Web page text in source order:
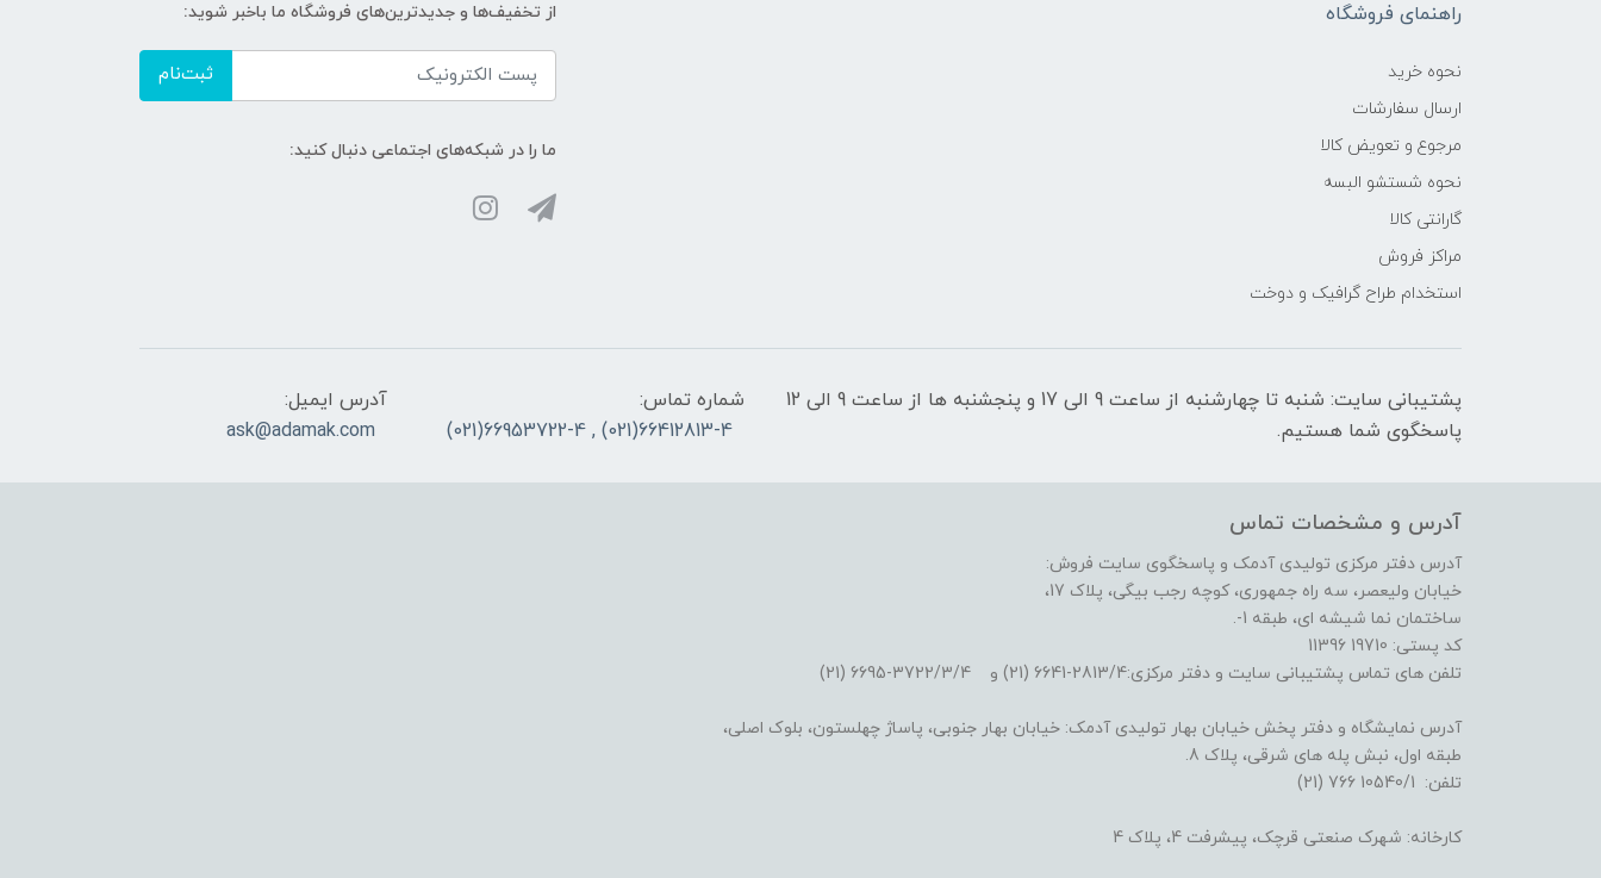
راهنمای فروشگاه
نحوه خرید
ارسال سفارشات
مرجوع و تعویض کالا
نحوه شستشو البسه
گارانتی کالا
مراکز فروش
استخدام طراح گرافیک و دوخت
از تخفیف‌ها و جدیدترین‌های فروشگاه ما باخبر شوید:
ثبت‌نام
ما را در شبکه‌های اجتماعی دنبال کنید:
پشتیبانی سایت: شنبه تا چهارشنبه از ساعت 9 الی 17 و پنجشنبه ها از ساعت 9 الی 12
پاسخگوی شما هستیم.
شماره تماس:
66412813-4(021) , 66953722-4(021)
آدرس ایمیل:
ask@adamak.com
آدرس و مشخصات تماس
آدرس دفتر مرکزی تولیدی آدمک و پاسخگوی سایت فروش:
خیابان ولیعصر، سه راه جمهوری، کوچه رجب بیگی، پلاک 17،
ساختمان نما شیشه ای، طبقه 1-.
کد پستی: 19710 11396
تلفن های تماس پشتیبانی سایت و دفتر مرکزی:2813/4-6641 (21) و 3722/3/4-6695 (21)
آدرس نمایشگاه و دفتر پخش خیابان بهار تولیدی آدمک: خیابان بهار جنوبی، پاساژ چهلستون، بلوک اصلی،
طبقه اول، نبش پله های شرقی، پلاک 8.
تلفن: 10540/1 766 (21)
کارخانه: شهرک صنعتی قرچک، پیشرفت 4، پلاک 4